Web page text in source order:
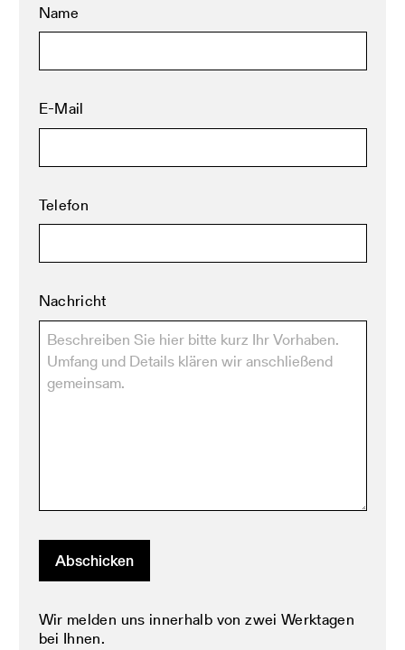
Name
E-Mail
Telefon
Nachricht
Abschicken
Wir melden uns innerhalb von zwei Werktagen
bei Ihnen.